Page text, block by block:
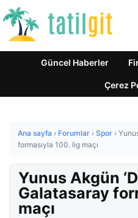
Güncel Haberler
Çerez
Ana sayfa › Forumlar › Spor ›
formasıyla 100. lig maçı
Yunus Akgün
Galatasaray
maçı